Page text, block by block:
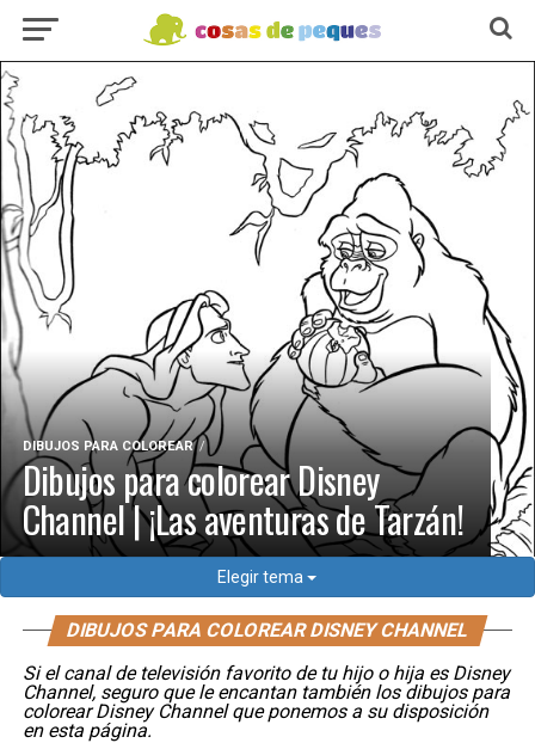
DIBUJOS PARA COLOREAR
Dibujos para colorear Disney
Channel | ¡Las aventuras de Tarzán!
Elegir tema
DIBUJOS PARA COLOREAR DISNEY CHANNEL
Si el canal de televisión favorito de tu hijo o hija es Disney
Channel, seguro que le encantan también los dibujos para
colorear Disney Channel que ponemos a su disposición
en esta página.